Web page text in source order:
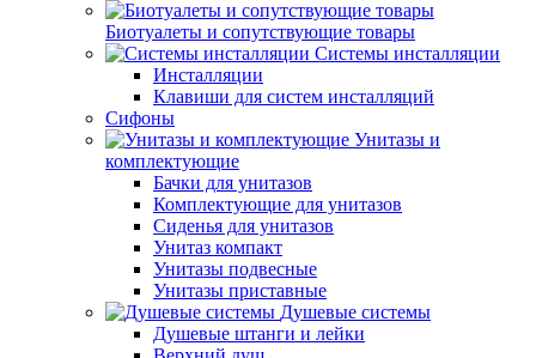
Биотуалеты и сопутствующие товары
Системы инсталляции
Инсталляции
Клавиши для систем инсталляций
Сифоны
Унитазы и
комплектующие
Бачки для унитазов
Комплектующие для унитазов
Сиденья для унитазов
Унитаз компакт
Унитазы подвесные
Унитазы приставные
Душевые системы
Душевые штанги и лейки